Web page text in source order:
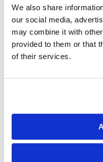
We also share
our social media,
may combine it with
provided to them or that
of their services.

ul. Organizacji
91-811 Łódź
 601 098 038